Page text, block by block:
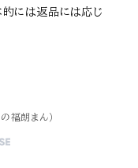
には返品には応じ
福朗まん）